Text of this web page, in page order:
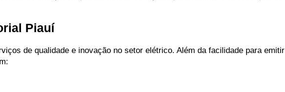
Piauí
de qualidade e inovação no setor elétrico. Além da facilidade para emitir